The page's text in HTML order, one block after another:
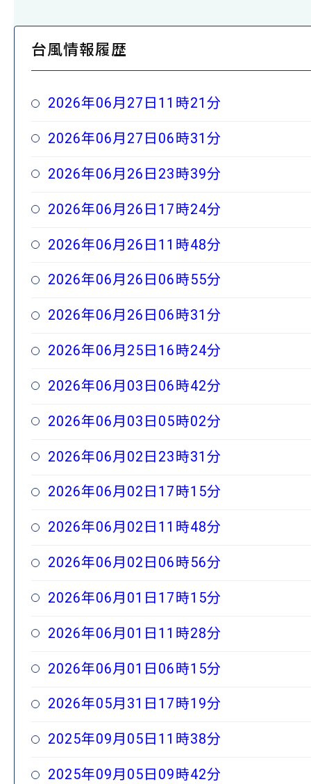
台風情報履歴
2026年06月27日11時21分
2026年06月27日06時31分
2026年06月26日23時39分
2026年06月26日17時24分
2026年06月26日11時48分
2026年06月26日06時55分
2026年06月26日06時31分
2026年06月25日16時24分
2026年06月03日06時42分
2026年06月03日05時02分
2026年06月02日23時31分
2026年06月02日17時15分
2026年06月02日11時48分
2026年06月02日06時56分
2026年06月01日17時15分
2026年06月01日11時28分
2026年06月01日06時15分
2026年05月31日17時19分
2025年09月05日11時38分
2025年09月05日09時42分